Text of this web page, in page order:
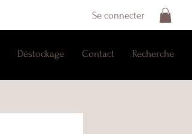
Se connecter
Déstockage Contact Recherche